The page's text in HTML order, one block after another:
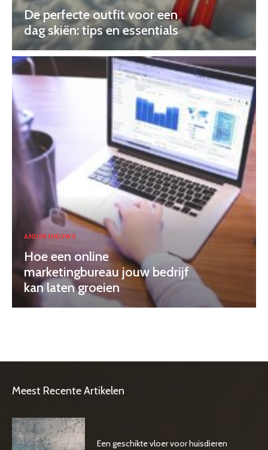
De perfecte outfit voor een
dag skiën: tips en essentials
ANDER NIEUWS
Hoe een online
marketingbureau jouw bedrijf
kan laten groeien
Meest Recente Artikelen
Een geschikte vloer voor huisdieren